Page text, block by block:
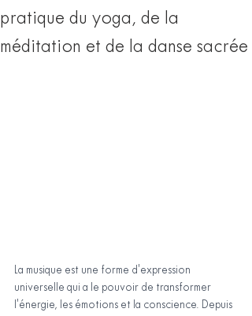
pratique du yoga, de la
méditation et de la danse sacrée
La musique est une forme d'expression
universelle qui a le pouvoir de transformer
l'énergie, les émotions et la conscience. Depuis